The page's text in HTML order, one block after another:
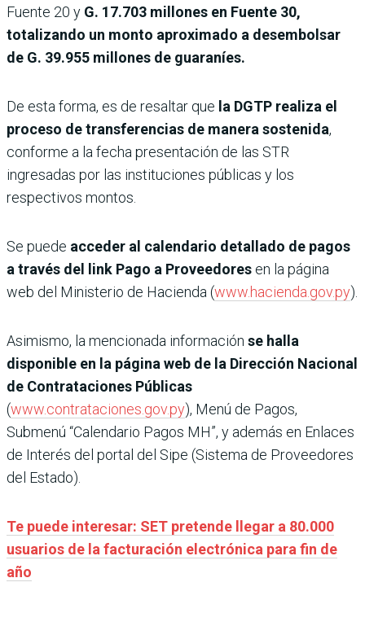
Fuente 20 y G. 17.703 millones en Fuente 30,
totalizando un monto aproximado a desembolsar
de G. 39.955 millones de guaraníes.
De esta forma, es de resaltar que la DGTP realiza el
proceso de transferencias de manera sostenida,
conforme a la fecha presentación de las STR
ingresadas por las instituciones públicas y los
respectivos montos.
Se puede acceder al calendario detallado de pagos
a través del link Pago a Proveedores en la página
web del Ministerio de Hacienda (www.hacienda.gov.py).
Asimismo, la mencionada información se halla
disponible en la página web de la Dirección Nacional
de Contrataciones Públicas
(www.contrataciones.gov.py), Menú de Pagos,
Submenú “Calendario Pagos MH”, y además en Enlaces
de Interés del portal del Sipe (Sistema de Proveedores
del Estado).
Te puede interesar: SET pretende llegar a 80.000
usuarios de la facturación electrónica para fin de
año